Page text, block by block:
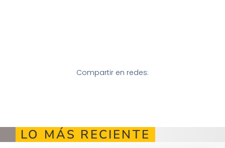
Compartir en redes:
LO MÁS RECIENTE